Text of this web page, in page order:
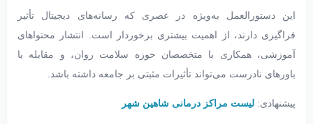
این دستورالعمل به‌ویژه در عصری که رسانه‌های دیجیتال تأثیر
فراگیری دارند، از اهمیت بیشتری برخوردار است. انتشار محتواهای
آموزشی، همکاری با متخصصان حوزه سلامت روان، و مقابله با
باورهای نادرست می‌تواند تأثیرات مثبتی بر جامعه داشته باشد.
پیشنهادی: لیست مراکز درمانی شاهین شهر